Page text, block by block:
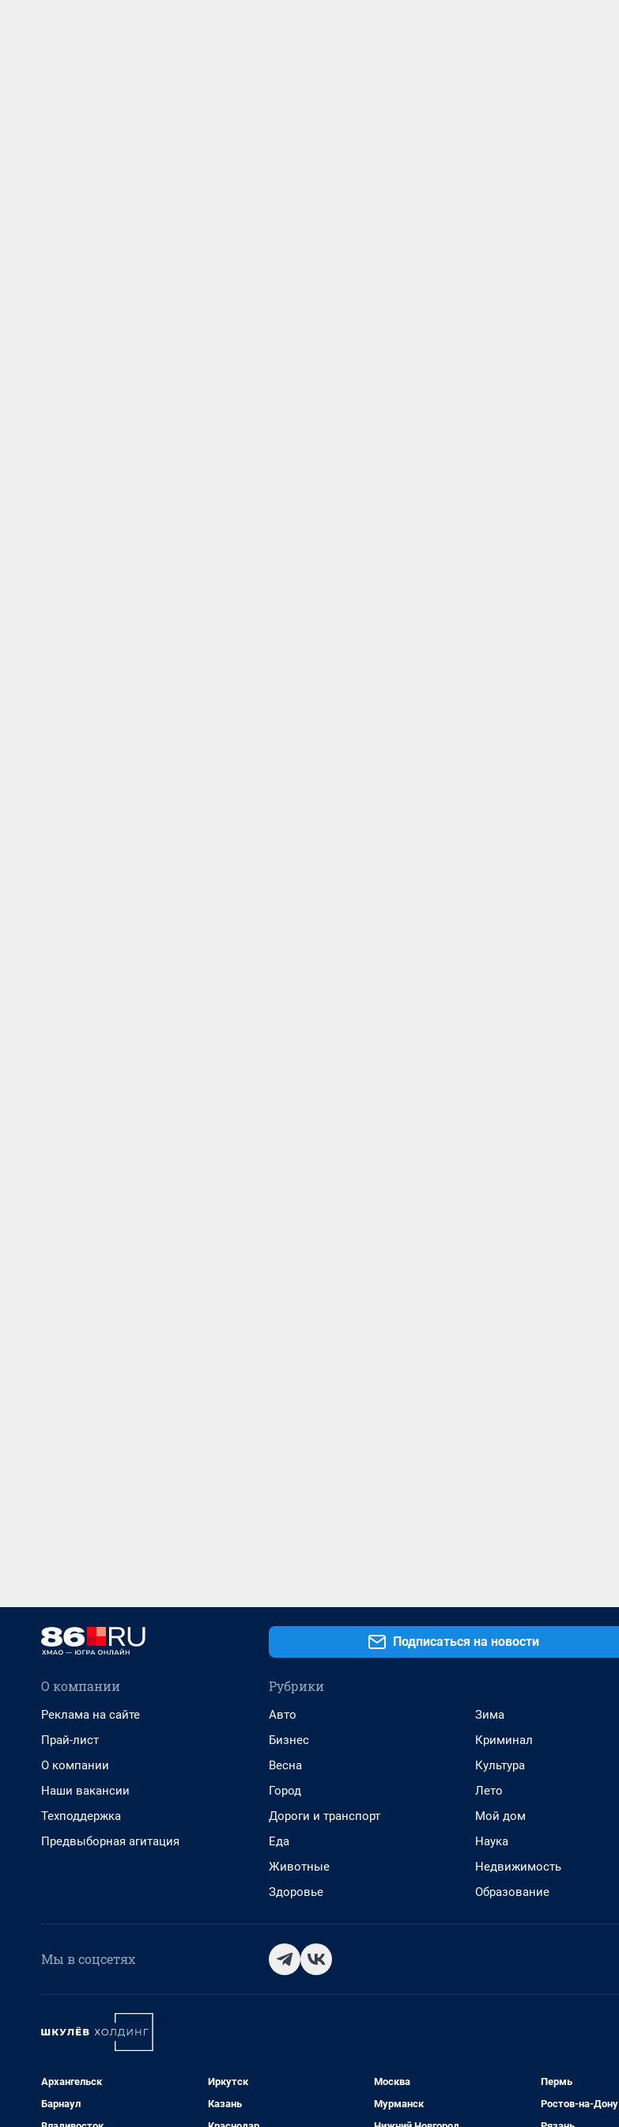
Подписаться на новости
О компании
Реклама на сайте
Прай-лист
О компании
Наши вакансии
Техподдержка
Предвыборная агитация
Рубрики
Авто
Бизнес
Весна
Город
Дороги и транспорт
Еда
Животные
Здоровье
Зима
Криминал
Культура
Лето
Мой дом
Наука
Недвижимость
Образование
Мы в соцсетях
Архангельск
Барнаул
Иркутск
Казань
Москва
Мурманск
Пермь
Ростов-на-Дону